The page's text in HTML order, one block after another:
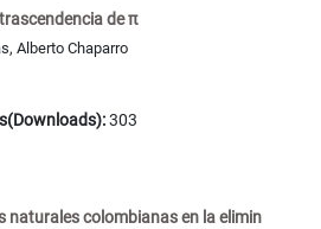
de π
Alberto Chaparro
303
naturales colombianas en la elimin